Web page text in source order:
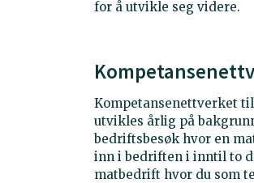
for å utvikle seg videre.
Kompetansenettverket
utvikles årlig på
bedriftsbesøk hvor en
inn i bedriften i inntil to
matbedrift hvor du som